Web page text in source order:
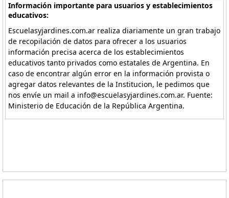
Información importante para usuarios y establecimientos
educativos:
Escuelasyjardines.com.ar realiza diariamente un gran trabajo
de recopilación de datos para ofrecer a los usuarios
información precisa acerca de los establecimientos
educativos tanto privados como estatales de Argentina. En
caso de encontrar algún error en la información provista o
agregar datos relevantes de la Institucion, le pedimos que
nos envíe un mail a info@escuelasyjardines.com.ar. Fuente:
Ministerio de Educación de la República Argentina.